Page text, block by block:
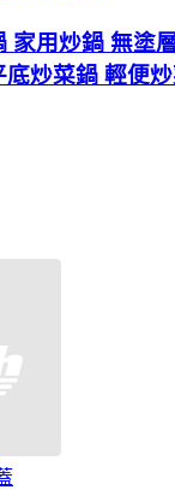
家用炒鍋 無塗
底炒菜鍋 輕便